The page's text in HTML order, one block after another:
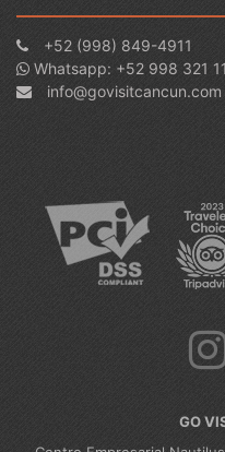
+52 (998) 849-4911
Whatsapp: +52 998 321
info@govisitcancun.com
GO